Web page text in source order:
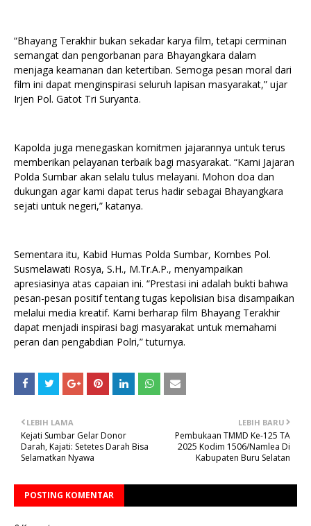
“Bhayang Terakhir bukan sekadar karya film, tetapi cerminan
semangat dan pengorbanan para Bhayangkara dalam
menjaga keamanan dan ketertiban. Semoga pesan moral dari
film ini dapat menginspirasi seluruh lapisan masyarakat,” ujar
Irjen Pol. Gatot Tri Suryanta.
Kapolda juga menegaskan komitmen jajarannya untuk terus
memberikan pelayanan terbaik bagi masyarakat. “Kami Jajaran
Polda Sumbar akan selalu tulus melayani. Mohon doa dan
dukungan agar kami dapat terus hadir sebagai Bhayangkara
sejati untuk negeri,” katanya.
Sementara itu, Kabid Humas Polda Sumbar, Kombes Pol.
Susmelawati Rosya, S.H., M.Tr.A.P., menyampaikan
apresiasinya atas capaian ini. “Prestasi ini adalah bukti bahwa
pesan-pesan positif tentang tugas kepolisian bisa disampaikan
melalui media kreatif. Kami berharap film Bhayang Terakhir
dapat menjadi inspirasi bagi masyarakat untuk memahami
peran dan pengabdian Polri,” tuturnya.
LEBIH BARU
Pembukaan TMMD Ke-125 TA
2025 Kodim 1506/Namlea Di
Kabupaten Buru Selatan
LEBIH LAMA
Kejati Sumbar Gelar Donor
Darah, Kajati: Setetes Darah Bisa
Selamatkan Nyawa
POSTING KOMENTAR